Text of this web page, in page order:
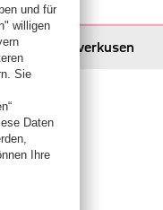
Leverkusen
Leverkusen